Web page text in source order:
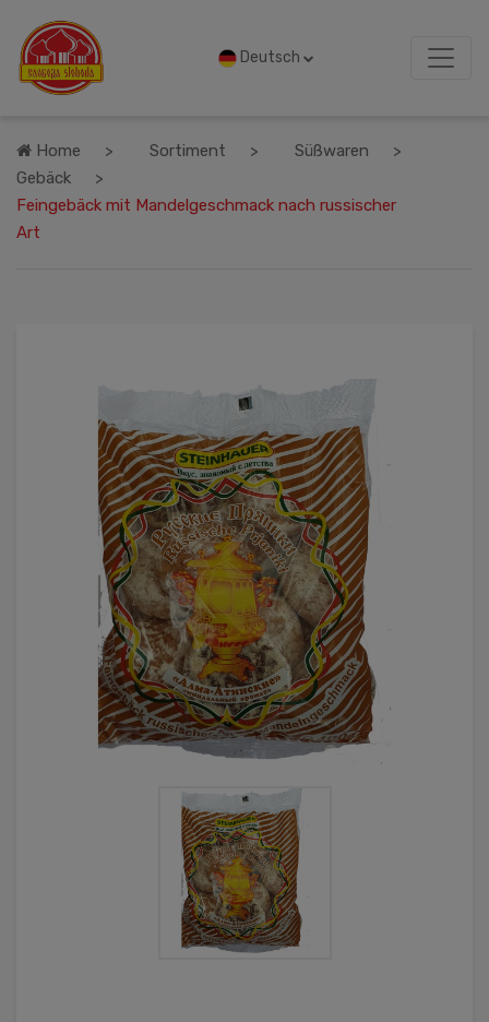
Deutsch
Home Sortiment
Süßwaren
Gebäck
Feingebäck mit Mandelgeschmack nach russischer
Art